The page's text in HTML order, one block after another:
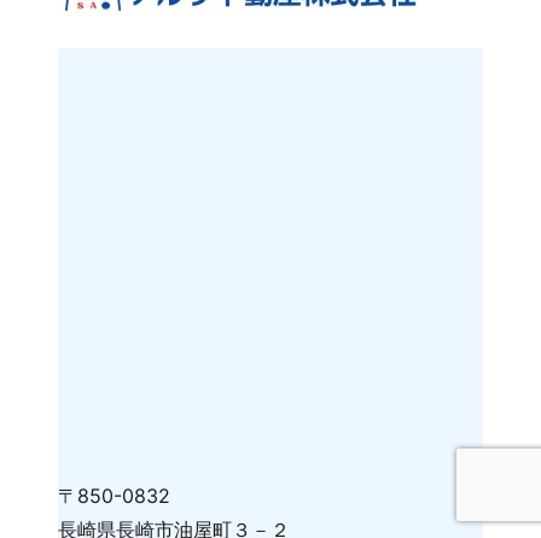
〒850-0832
長崎県長崎市油屋町３－２